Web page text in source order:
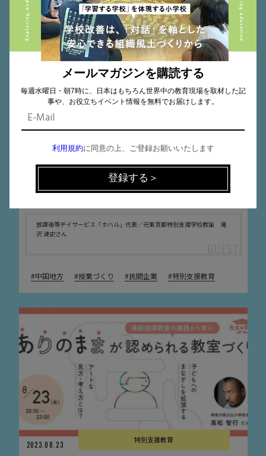
2024.09.17
絵画や彫刻だけがアートじゃない！教育現場
の不安や悩みをユニークに解決するアート
放課後等デイサービス「ホハル」代表／元東京都特別支援学校教諭 滝
沢 達史さん
中国地方 授業づくり 民間企業 特別支援教育
2023.08.23
特別支援教育
メールマガジンを購読する
毎週水曜日・朝7時に、日本はもちろん世界中の教育現場を取材した記
事や、お役立ちイベント情報を無料でお届けします。
利用規約に同意の上、ご登録お願いいたします